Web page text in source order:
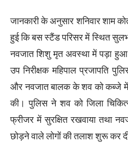
जानकारी के अनुसार शनिवार शाम
हुई कि बस स्टैंड परिसर में स्थित
नवजात शिशु मृत अवस्था में पड़ा
उप निरीक्षक महिपाल प्रजापति
और नवजात बालक के शव को कब्जे
की। पुलिस ने शव को जिला
फ्रीजर में सुरक्षित रखवाया तथा
छोड़ने वाले लोगों की तलाश शुरू कर